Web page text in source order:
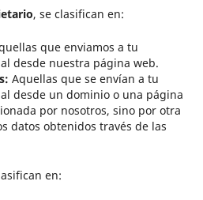
, se clasifican en:
que enviamos a tu
desde nuestra página web.
Aquellas que se envían a tu
desde un dominio o una página
por nosotros, sino por otra
datos obtenidos través de las
en: